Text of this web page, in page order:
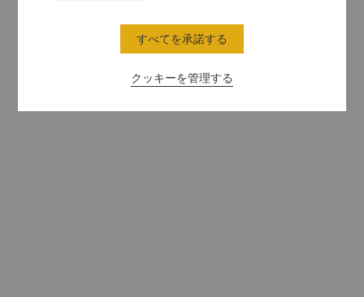
クッキーを管理する
すべてを承諾する